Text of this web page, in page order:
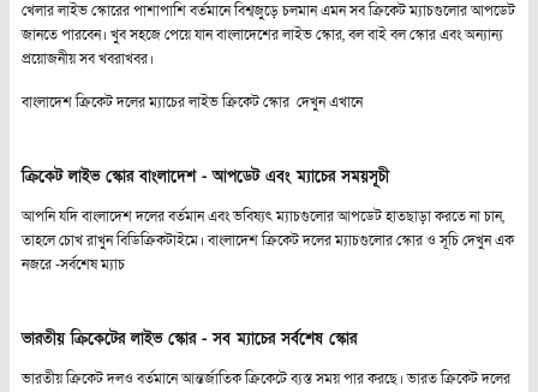
খেলার লাইভ স্কোরের পাশাপাশি বর্তমানে বিশ্বজুড়ে চলমান এমন সব ক্রিকেট ম্যাচগুলোর আপডেট
জানতে পারবেন। খুব সহজে পেয়ে যান বাংলাদেশের লাইভ স্কোর, বল বাই বল স্কোর এবং অন্যান্য
প্রয়োজনীয় সব খবরাখবর।
বাংলাদেশ ক্রিকেট দলের ম্যাচেরলাইভ ক্রিকেট স্কোর দেখুন এখানে
ক্রিকেট লাইভ স্কোর বাংলাদেশ - আপডেট এবং ম্যাচের সময়সূচী
আপনি যদি বাংলাদেশ দলের বর্তমান এবং ভবিষ্যৎ ম্যাচগুলোর আপডেট হাতছাড়া করতে না চান,
তাহলে চোখ রাখুন বিডিক্রিকটাইমে। বাংলাদেশ ক্রিকেট দলের ম্যাচগুলোর স্কোর ও সূচি দেখুন এক
নজরে -সর্বশেষ ম্যাচ
ভারতীয় ক্রিকেটের লাইভ স্কোর - সব ম্যাচের সর্বশেষ স্কোর
ভারতীয় ক্রিকেট দলও বর্তমানে আন্তর্জাতিক ক্রিকেটে ব্যস্ত সময় পার করছে। ভারত ক্রিকেট দলের